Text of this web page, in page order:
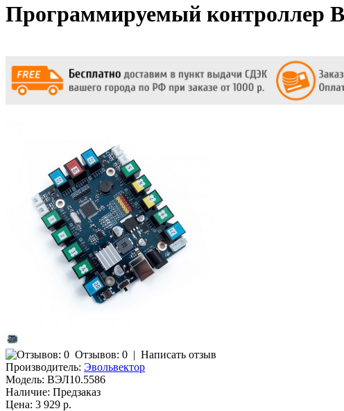
Программируемый
Отзывов: 0 | Написать отзыв
Производитель: Эвольвектор
Модель: ВЭЛ10.5586
Наличие: Предзаказ
Цена: 3 929 р.